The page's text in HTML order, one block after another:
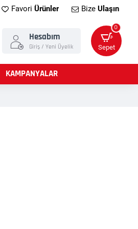
Favori Ürünler Bize Ulaşın
Hesabım
Giriş / Yeni Üyelik
0
Sepet
KAMPANYALAR